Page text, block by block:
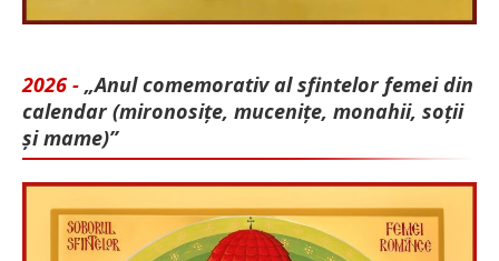
2026 - „Anul comemorativ al sfintelor femei din
calendar (mironosițe, mu­cenițe, monahii, soții
și mame)”